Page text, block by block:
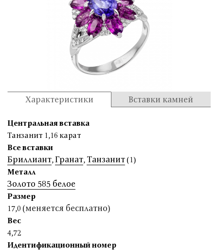
Характеристики Вставки камней
Центральная вставка
Танзанит 1,16 карат
Все вставки
Бриллиант,Гранат, Танзанит (1)
Металл
Золото 585 белое
Размер
17,0 (меняется бесплатно)
Вес
4,72
Идентификационный номер